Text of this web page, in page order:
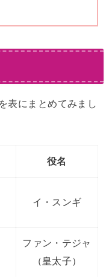
表にまとめてみまし
役名
イ・スンギ
ファン・テジャ
（皇太子）